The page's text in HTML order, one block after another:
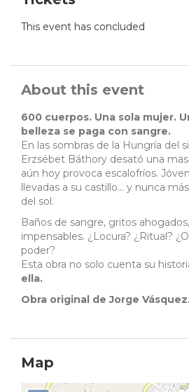
This event has concluded
About this event
600 cuerpos. Una sola mujer.
belleza se paga con sangre.
En las sombras de la Hungría del
Erzsébet Báthory desató una
aún hoy provoca escalofríos.
llevadas a su castillo… y nunca
del sol.
Baños de sangre, gritos
impensables. ¿Locura? ¿Ritual?
poder?
Esta obra no solo cuenta su
ella.
Obra original de Jorge
Map